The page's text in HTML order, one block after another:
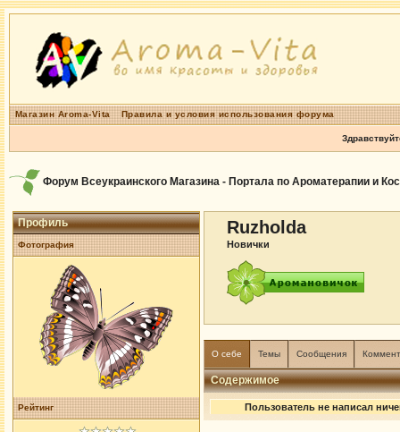
Магазин Aroma-Vita Правила и условия использования форума
Форум Всеукраинского Магазина - Портала по Ароматерапии и
Профиль
Фотография
Рейтинг
Ruzholda
Новички
О себе Темы Сообщения
Содержимое
Пользователь не написал